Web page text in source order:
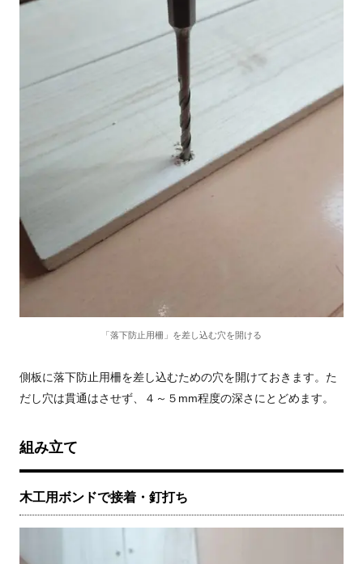
「落下防止用柵」を差し込む穴を開ける
側板に落下防止用柵を差し込むための穴を開けておきます。た
だし穴は貫通はさせず、４～５mm程度の深さにとどめます。
組み立て
木工用ボンドで接着・釘打ち